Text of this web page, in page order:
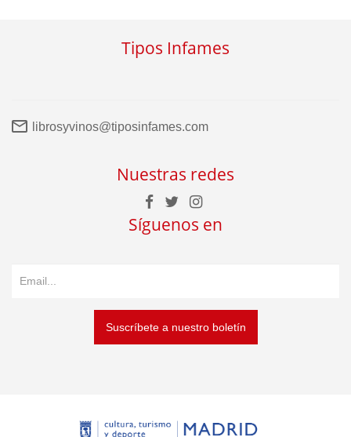
Tipos Infames
librosyvinos@tiposinfames.com
Nuestras redes
Síguenos en
Suscríbete a nuestro boletín